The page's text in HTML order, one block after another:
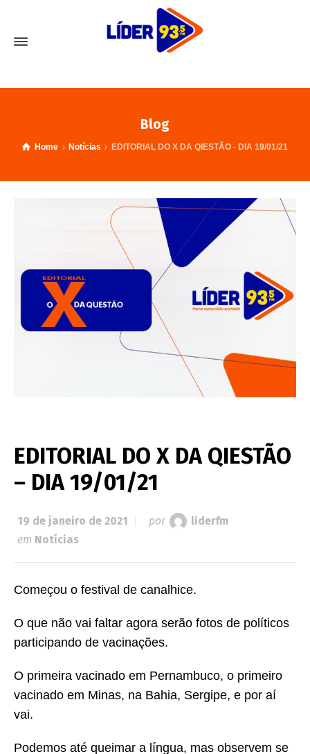
Blog
Home Notícias EDITORIAL DO X DA QIESTÃO - DIA 19/01/21
EDITORIAL DO X DA QIESTÃO
– DIA 19/01/21
19 de janeiro de 2021 por
liderfm
em Notícias
Começou o festival de canalhice.
O que não vai faltar agora serão fotos de políticos
participando de vacinações.
O primeira vacinado em Pernambuco, o primeiro
vacinado em Minas, na Bahia, Sergipe, e por aí
vai.
Podemos até queimar a língua, mas observem se